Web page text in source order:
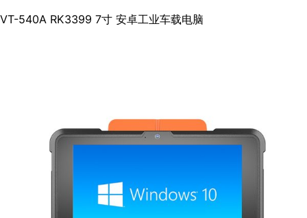
VT-540A RK3399 7寸 安卓工业车载电脑